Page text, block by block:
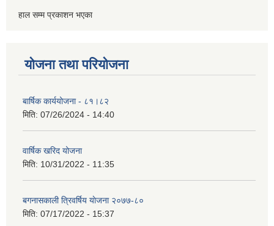
हाल सम्म प्रकाशन भएका
योजना तथा परियोजना
बार्षिक कार्ययोजना - ८१।८२
मिति: 07/26/2024 - 14:40
वार्षिक खरिद योजना
मिति: 10/31/2022 - 11:35
बगनासकाली त्रिवर्षिय याेजना २०७७-८०
मिति: 07/17/2022 - 15:37